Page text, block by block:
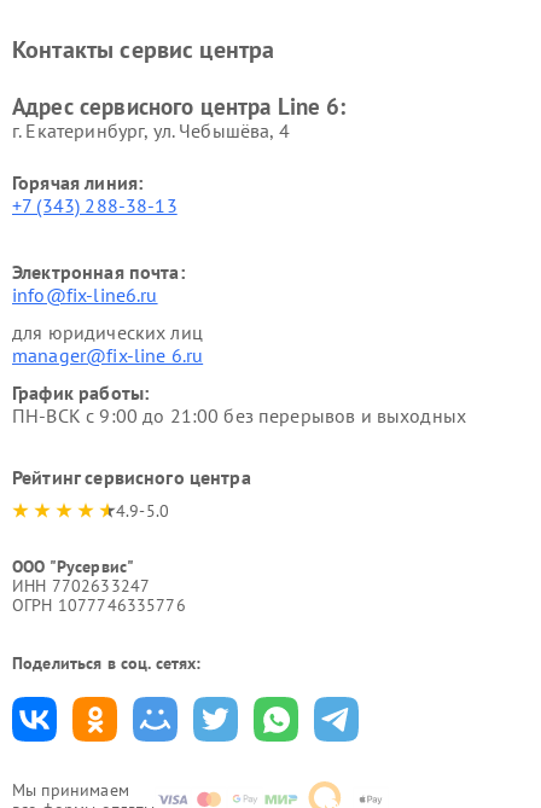
Мы принимаем
Контакты сервис центра
Адрес сервисного центра Line 6:
г. Екатеринбург, ул. Чебышёва, 4
Горячая линия:
+7 (343) 288-38-13
Электронная почта:
info@fix-line6.ru
для юридических лиц
manager@fix-line 6.ru
График работы:
ПН-ВСК с 9:00 до 21:00 без перерывов и выходных
Рейтинг сервисного центра
4.9-5.0
ООО "Русервис"
ИНН 7702633247
ОГРН 1077746335776
Поделиться в соц. сетях: